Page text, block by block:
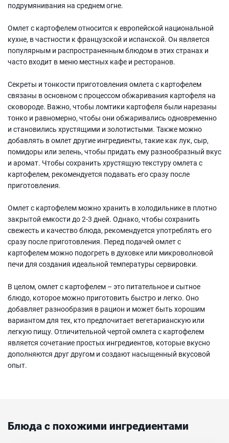
подрумянивания на среднем огне.
Омлет с картофелем относится к европейской национальной
кухне, в частности к французской и испанской. Он является
популярным и распространенным блюдом в этих странах и
часто входит в меню местных кафе и ресторанов.
Секреты и тонкости приготовления омлета с картофелем
связаны в основном с процессом обжаривания картофеля на
сковороде. Важно, чтобы ломтики картофеля были нарезаны
тонко и равномерно, чтобы они обжаривались одновременно
и становились хрустящими и золотистыми. Также можно
добавлять в омлет другие ингредиенты, такие как лук, сыр,
помидоры или зелень, чтобы придать ему разнообразный вкус
и аромат. Чтобы сохранить хрустящую текстуру омлета с
картофелем, рекомендуется подавать его сразу после
приготовления.
Омлет с картофелем можно хранить в холодильнике в плотно
закрытой емкости до 2-3 дней. Однако, чтобы сохранить
свежесть и качество блюда, рекомендуется употреблять его
сразу после приготовления. Перед подачей омлет с
картофелем можно подогреть в духовке или микроволновой
печи для создания идеальной температуры сервировки.
В целом, омлет с картофелем – это питательное и сытное
блюдо, которое можно приготовить быстро и легко. Оно
добавляет разнообразия в рацион и может быть хорошим
вариантом для тех, кто предпочитает вегетарианскую или
легкую пищу. Отличительной чертой омлета с картофелем
является сочетание простых ингредиентов, которые вкусно
дополняются друг другом и создают насыщенный вкусовой
опыт.
Блюда с похожими ингредиентами